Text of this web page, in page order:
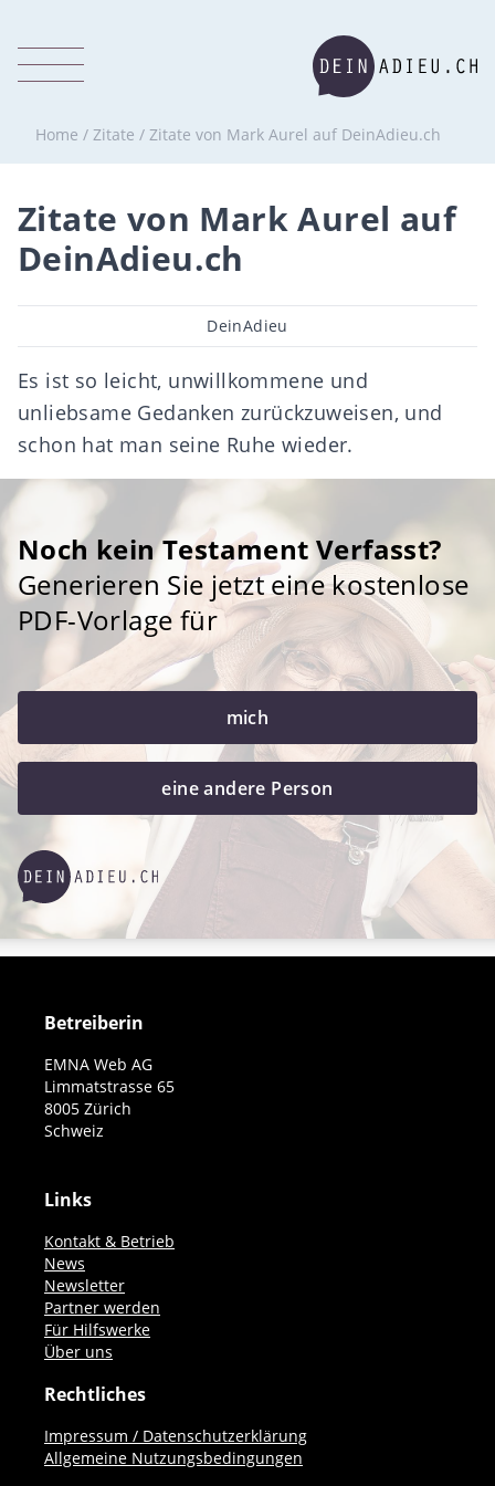
Home / Zitate / Zitate von Mark Aurel auf DeinAdieu.ch
Zitate von Mark Aurel auf
DeinAdieu.ch
Beitragsautor
DeinAdieu
Es ist so leicht, unwillkommene und
unliebsame Gedanken zurückzuweisen, und
schon hat man seine Ruhe wieder.
Noch kein Testament Verfasst?
Generieren Sie jetzt eine kostenlose
PDF-Vorlage für
mich
eine andere Person
Betreiberin
EMNA Web AG
Limmatstrasse 65
8005 Zürich
Schweiz
Links
Kontakt & Betrieb
News
Newsletter
Partner werden
Für Hilfswerke
Über uns
Rechtliches
Impressum / Datenschutzerklärung
Allgemeine Nutzungsbedingungen